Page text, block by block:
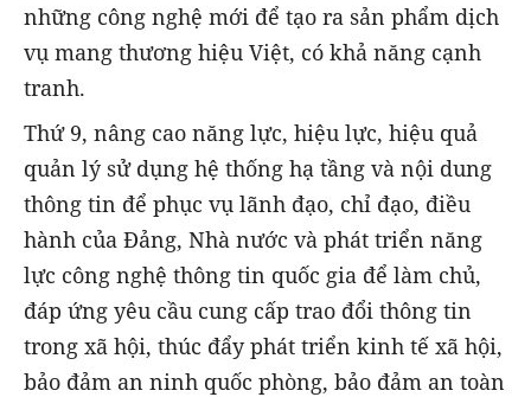
những công nghệ mới để tạo ra sản phẩm dịch
vụ mang thương hiệu Việt, có khả năng cạnh
tranh.
Thứ 9, nâng cao năng lực, hiệu lực, hiệu quả
quản lý sử dụng hệ thống hạ tầng và nội dung
thông tin để phục vụ lãnh đạo, chỉ đạo, điều
hành của Đảng, Nhà nước và phát triển năng
lực công nghệ thông tin quốc gia để làm chủ,
đáp ứng yêu cầu cung cấp trao đổi thông tin
trong xã hội, thúc đẩy phát triển kinh tế xã hội,
bảo đảm an ninh quốc phòng, bảo đảm an toàn